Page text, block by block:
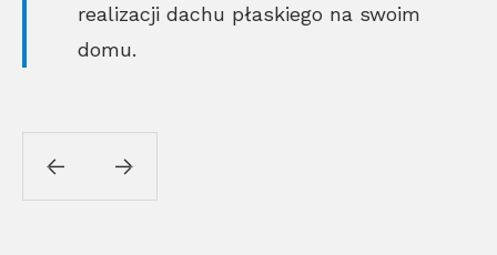
realizacji dachu płaskiego na swoim
domu.